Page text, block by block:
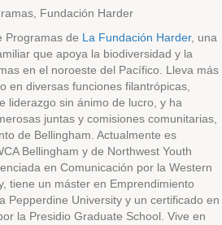
Fundación Harder
Programas de La Fundación Harder, una
que apoya la biodiversidad y la
en el noroeste del Pacífico. Lleva más
en diversas funciones filantrópicas,
liderazgo sin ánimo de lucro, y ha
juntas y comisiones comunitarias,
de Bellingham. Actualmente es
Bellingham y de Northwest Youth
en Comunicación por la Western
tiene un máster en Emprendimiento
Pepperdine University y un certificado en
la Presidio Graduate School. Vive en